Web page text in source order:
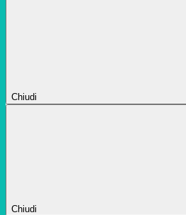
Chiudi
Chiudi